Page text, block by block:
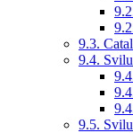
9.3.
9.4.
9.5.